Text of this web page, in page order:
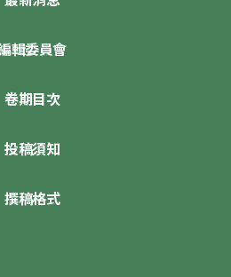
輯委員會
卷期目次
投稿須知
撰稿格式